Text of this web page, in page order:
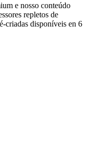
e nosso conteúdo
repletos de
criadas disponíveis en 6